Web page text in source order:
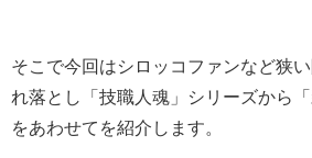
そこで今回はシロッコファンなど狭
れ落とし「技職人魂」シリーズから
をあわせてを紹介します。